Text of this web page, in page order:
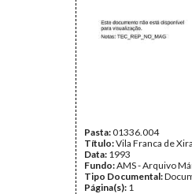
Pasta:01336.004
Título:Vila Franca de
Data: 1993
Fundo:AMS - Arquivo
Tipo Documental:
Página(s): 1